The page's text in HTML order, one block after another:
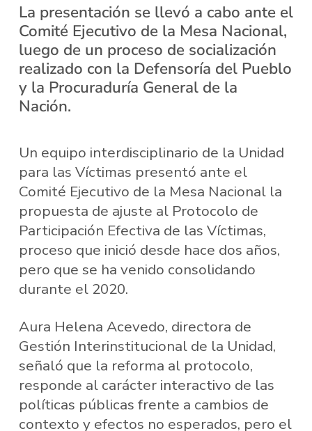
La presentación se llevó a cabo ante el
Comité Ejecutivo de la Mesa Nacional,
luego de un proceso de socialización
realizado con la Defensoría del Pueblo
y la Procuraduría General de la
Nación.
Un equipo interdisciplinario de la Unidad
para las Víctimas presentó ante el
Comité Ejecutivo de la Mesa Nacional la
propuesta de ajuste al Protocolo de
Participación Efectiva de las Víctimas,
proceso que inició desde hace dos años,
pero que se ha venido consolidando
durante el 2020.
Aura Helena Acevedo, directora de
Gestión Interinstitucional de la Unidad,
señaló que la reforma al protocolo,
responde al carácter interactivo de las
políticas públicas frente a cambios de
contexto y efectos no esperados, pero el